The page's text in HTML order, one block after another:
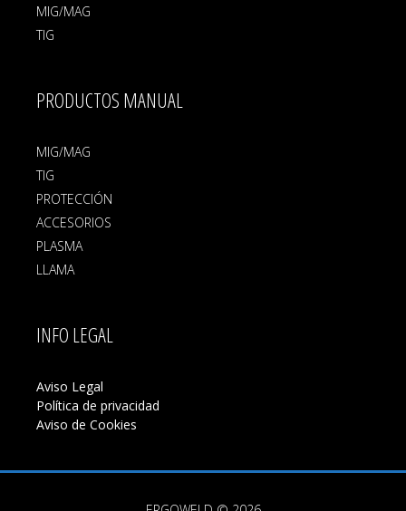
MIG/MAG
TIG
PRODUCTOS MANUAL
MIG/MAG
TIG
PROTECCIÓN
ACCESORIOS
PLASMA
LLAMA
INFO LEGAL
Aviso Legal
Política de privacidad
Aviso de Cookies